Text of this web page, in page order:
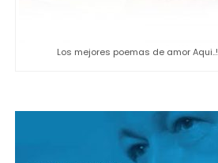
Los mejores poemas de amor Aqui..!